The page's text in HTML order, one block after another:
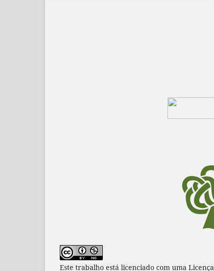
Este trabalho está licenciado com uma Licença